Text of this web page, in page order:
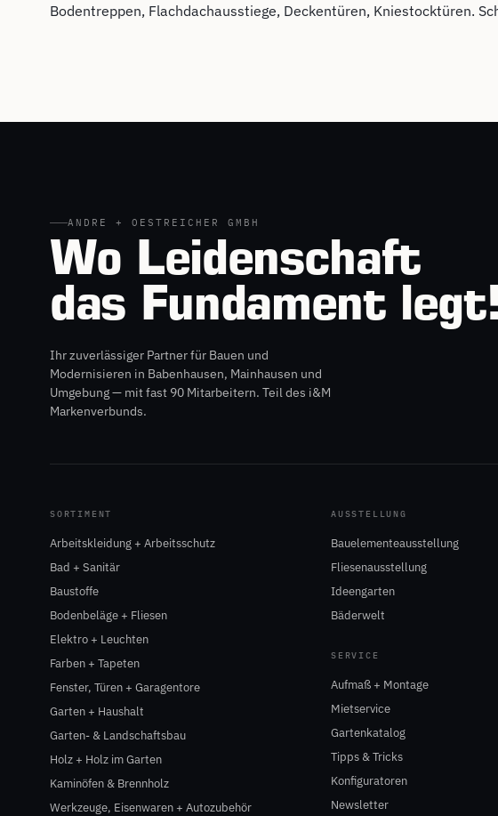
Bodentreppen, Flachdachausstiege, Deckentüren, Kniestocktüren.
ANDRE + OESTREICHER GMBH
Wo Leidenschaft
das Fundament legt!
Ihr zuverlässiger Partner für Bauen und
Modernisieren in Babenhausen, Mainhausen und
Umgebung — mit fast 90 Mitarbeitern. Teil des i&M
Markenverbunds.
SORTIMENT
Arbeitskleidung + Arbeitsschutz
Bad + Sanitär
Baustoffe
Bodenbeläge + Fliesen
Elektro + Leuchten
Farben + Tapeten
Fenster, Türen + Garagentore
Garten + Haushalt
Garten- & Landschaftsbau
Holz + Holz im Garten
Kaminöfen & Brennholz
Werkzeuge, Eisenwaren + Autozubehör
AUSSTELLUNG
Bauelementeausstellung
Fliesenausstellung
Ideengarten
Bäderwelt
SERVICE
Aufmaß + Montage
Mietservice
Gartenkatalog
Tipps & Tricks
Konfiguratoren
Newsletter